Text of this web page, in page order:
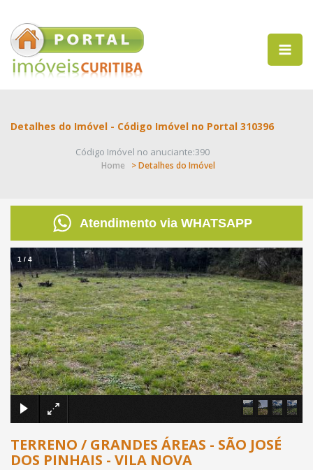
Detalhes do Imóvel - Código Imóvel no Portal 310396
Código Imóvel no anuciante:390
Home > Detalhes do Imóvel
Atendimento via WHATSAPP
×
1 / 4
TERRENO / GRANDES ÁREAS - SÃO JOSÉ
DOS PINHAIS - VILA NOVA